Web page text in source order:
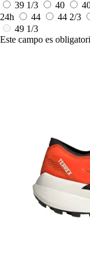
39 1/3 40
24h
44 44 2/3
49 1/3
Este campo es